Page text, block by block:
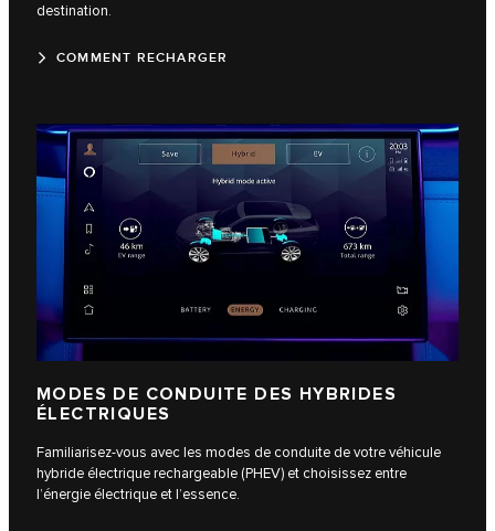
destination.
COMMENT RECHARGER
MODES DE CONDUITE DES HYBRIDES
ÉLECTRIQUES
Familiarisez-vous avec les modes de conduite de votre véhicule
hybride électrique rechargeable (PHEV) et choisissez entre
l’énergie électrique et l’essence.